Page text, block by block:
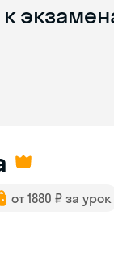
от 1880 ₽ за урок